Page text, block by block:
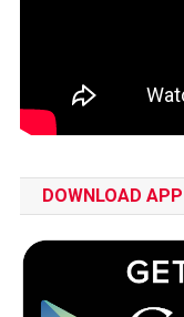
DOWNLOAD APP